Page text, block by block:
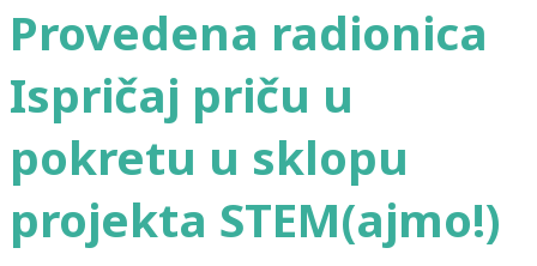
Provedena radionica
Ispričaj priču u
pokretu u sklopu
projekta STEM(ajmo!)